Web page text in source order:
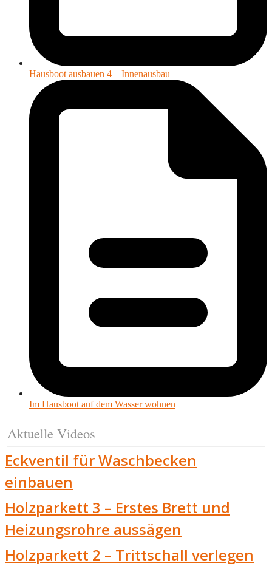
Hausboot ausbauen 4 – Innenausbau
Im Hausboot auf dem Wasser wohnen
Aktuelle Videos
Eckventil für Waschbecken
einbauen
Holzparkett 3 – Erstes Brett und
Heizungsrohre aussägen
Holzparkett 2 – Trittschall verlegen